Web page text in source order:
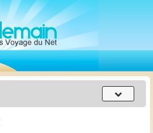
Menu
principal